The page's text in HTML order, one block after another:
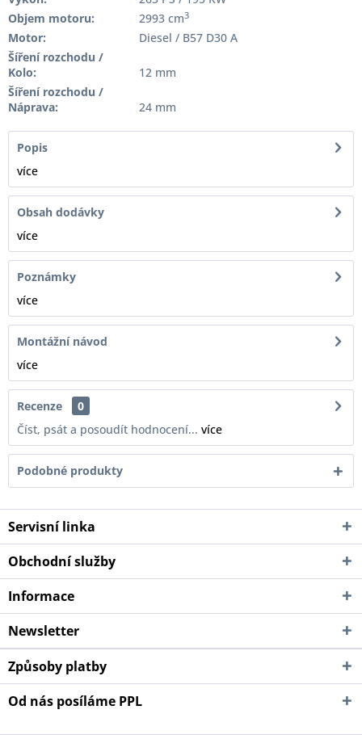
Objem motoru:
2993 cm3
Motor:
Diesel / B57 D30 A
Šíření rozchodu /
Kolo:
12 mm
Šíření rozchodu /
Náprava:
24 mm
Popis
více
Obsah dodávky
více
Poznámky
více
Montážní návod
více
Recenze
0
Číst, psát a posoudít hodnocení... více
Podobné produkty
Servisní linka
Obchodní služby
Informace
Newsletter
Způsoby platby
Od nás posíláme PPL